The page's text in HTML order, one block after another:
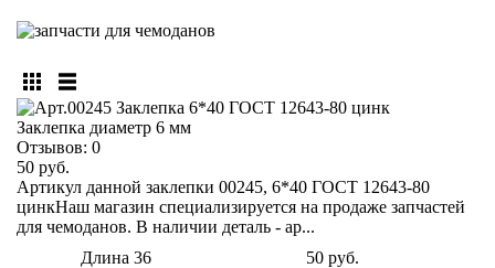
Заклепка диаметр 6 мм
Отзывов: 0
50 руб.
Артикул данной заклепки 00245, 6*40 ГОСТ 12643-80
цинкНаш магазин специализируется на продаже запчастей
для чемоданов. В наличии деталь - ар...
Длина 36
50 руб.